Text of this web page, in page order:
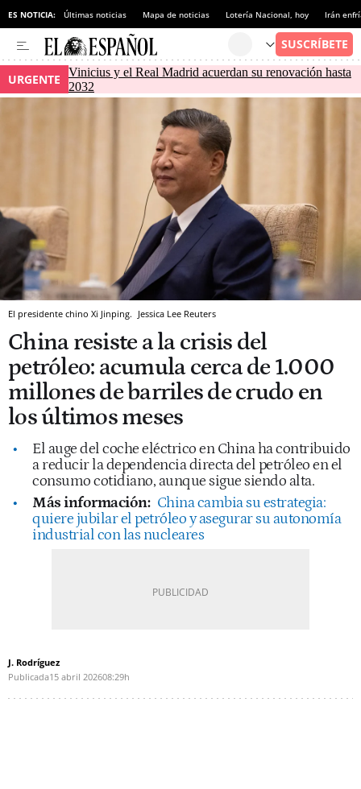
ES NOTICIA: Últimas noticias Mapa de noticias Lotería Nacional, hoy Irán
URGENTE
Vinicius y el Real Madrid acuerdan su renovación hasta
2032
El presidente chino Xi Jinping. Jessica Lee Reuters
China resiste a la crisis del
petróleo: acumula cerca de 1.000
millones de barriles de crudo en
los últimos meses
El auge del coche eléctrico en China ha contribuido
a reducir la dependencia directa del petróleo en el
consumo cotidiano, aunque sigue siendo alta.
Más información: China cambia su estrategia:
quiere jubilar el petróleo y asegurar su autonomía
industrial con las nucleares
J. Rodríguez
Publicada15 abril 202608:29h